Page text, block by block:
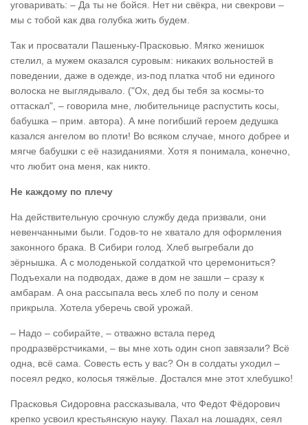
уговаривать: – Да ты не бойся. Нет ни свёкра, ни свекрови –
мы с тобой как два голубка жить будем.
Так и просватали Пашеньку-Прасковью. Мягко женишок
стелил, а мужем оказался суровым: никаких вольностей в
поведении, даже в одежде, из-под платка чтоб ни единого
волоска не выглядывало. ("Ох, дед бы тебя за космы-то
оттаскал", – говорила мне, любительнице распустить косы,
бабушка – прим. автора). А мне погибший героем дедушка
казался ангелом во плоти! Во всяком случае, много добрее и
мягче бабушки с её назиданиями. Хотя я понимала, конечно,
что любит она меня, как никто.
Не каждому по плечу
На действительную срочную службу деда призвали, они
невенчанными были. Годов-то не хватало для оформления
законного брака. В Сибири голод. Хлеб выгребали до
зёрнышка. А с молоденькой солдаткой что церемониться?
Подъехали на подводах, даже в дом не зашли – сразу к
амбарам. А она рассыпала весь хлеб по полу и сеном
прикрыла. Хотела уберечь свой урожай.
– Надо – собирайте, – отважно встала перед
продразвёрстчиками, – вы мне хоть один сноп завязали? Всё
одна, всё сама. Совесть есть у вас? Он в солдаты уходил –
посеял редко, колосья тяжёлые. Достался мне этот хлебушко!
Прасковья Сидоровна рассказывала, что Федот Фёдорович
крепко усвоил крестьянскую науку. Пахал на лошадях, сеял